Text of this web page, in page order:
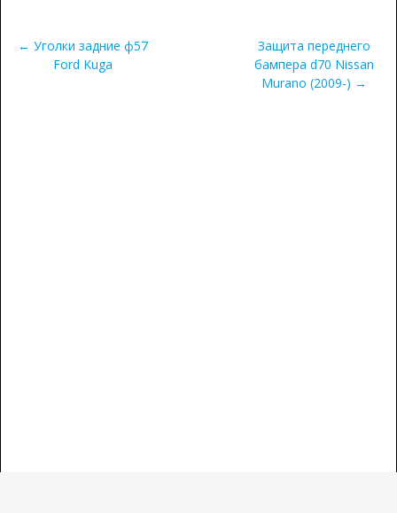
← Уголки задние ф57
Ford Kuga
Защита переднего
бампера d70 Nissan
Murano (2009-) →